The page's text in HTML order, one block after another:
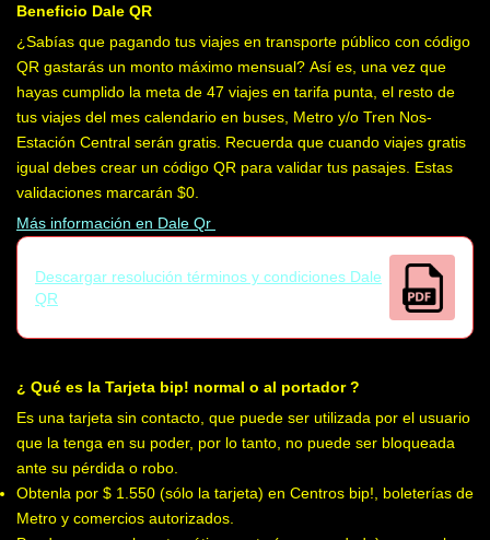
Beneficio Dale QR
¿Sabías que pagando tus viajes en transporte público con código
QR gastarás un monto máximo mensual? Así es, una vez que
hayas cumplido la meta de 47 viajes en tarifa punta, el resto de
tus viajes del mes calendario en buses, Metro y/o Tren Nos-
Estación Central serán gratis. Recuerda que cuando viajes gratis
igual debes crear un código QR para validar tus pasajes. Estas
validaciones marcarán $0.
Más información en Dale Qr
Descargar resolución términos y condiciones Dale
QR
¿ Qué es la Tarjeta bip! normal o al portador ?
Es una tarjeta sin contacto, que puede ser utilizada por el usuario
que la tenga en su poder, por lo tanto, no puede ser bloqueada
ante su pérdida o robo.
Obtenla por $ 1.550 (sólo la tarjeta) en Centros bip!, boleterías de
Metro y comercios autorizados.